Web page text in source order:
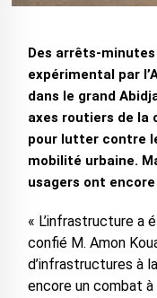
Des arrêts-
expérimental par
dans le grand
axes routiers de la
pour lutter contre
mobilité urbaine.
usagers ont
« L’infrastructure a
confié M. Amon
d’infrastructures à
encore un combat à